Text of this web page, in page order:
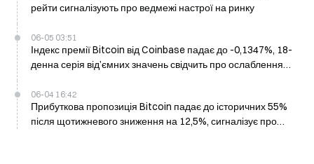
рейти сигналізують про ведмежі настрої на ринку
06-05 03:51
Індекс премії Bitcoin від Coinbase падає до -0,1347%, 18-
денна серія від’ємних значень свідчить про ослаблення
06-04 16:42
Прибуткова пропозиція Bitcoin падає до історичних 55%
після щотижневого зниження на 12,5%, сигналізує про